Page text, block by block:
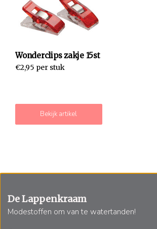
Wonderclips zakje 15st
€2,95 per stuk
Bekijk artikel
De Lappenkraam
Modestoffen om van te watertanden!